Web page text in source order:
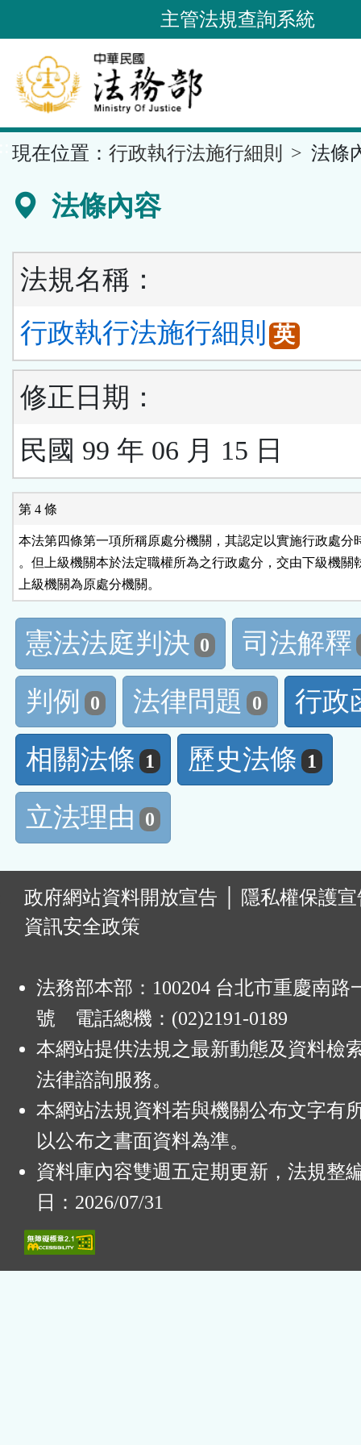
到
要
內
容
區
主管法規查詢系統
現在位置： 行政執行法施行細則 法條
法條內容
法規名稱：
行政執行法施行細則 英
修正日期：
民國 99 年 06 月 15 日
第 4 條
本法第四條第一項所稱原處分機關，其認定以實施行政處分
。但上級機關本於法定職權所為之行政處分，交由下級機關
上級機關為原處分機關。
憲法法庭判決 0
司法解釋
判例
0 法律問題 0
行政
相關法條
1 歷史法條 1
立法理由 0
政府網站資料開放宣告
隱私權保護
資訊安全政策
法務部本部：100204 台北市重慶南路
號 電話總機：(02)2191-0189
本網站提供法規之最新動態及資料檢
法律諮詢服務。
本網站法規資料若與機關公布文字有
以公布之書面資料為準。
資料庫內容雙週五定期更新，法規整
日：2026/07/31